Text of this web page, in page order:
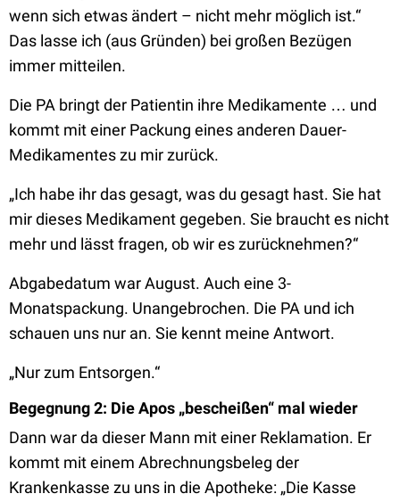
wenn sich etwas ändert – nicht mehr möglich ist.“
Das lasse ich (aus Gründen) bei großen Bezügen
immer mitteilen.
Die PA bringt der Patientin ihre Medikamente … und
kommt mit einer Packung eines anderen Dauer-
Medikamentes zu mir zurück.
„Ich habe ihr das gesagt, was du gesagt hast. Sie hat
mir dieses Medikament gegeben. Sie braucht es nicht
mehr und lässt fragen, ob wir es zurücknehmen?“
Abgabedatum war August. Auch eine 3-
Monatspackung. Unangebrochen. Die PA und ich
schauen uns nur an. Sie kennt meine Antwort.
„Nur zum Entsorgen.“
Begegnung 2: Die Apos „bescheißen“ mal wieder
Dann war da dieser Mann mit einer Reklamation. Er
kommt mit einem Abrechnungsbeleg der
Krankenkasse zu uns in die Apotheke: „Die Kasse